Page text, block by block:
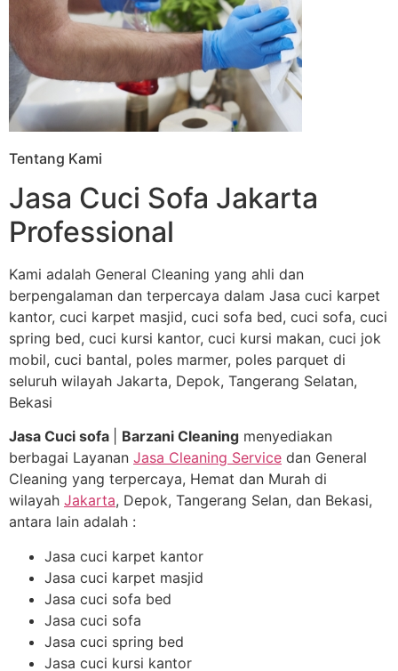
Tentang Kami
Jasa Cuci Sofa Jakarta
Professional
Kami adalah General Cleaning yang ahli dan
berpengalaman dan terpercaya dalam Jasa cuci karpet
kantor, cuci karpet masjid, cuci sofa bed, cuci sofa, cuci
spring bed, cuci kursi kantor, cuci kursi makan, cuci jok
mobil, cuci bantal, poles marmer, poles parquet di
seluruh wilayah Jakarta, Depok, Tangerang Selatan,
Bekasi
Jasa Cuci sofa
Barzani Cleaning menyediakan
berbagai Layanan Jasa Cleaning Service dan General
Cleaning yang terpercaya, Hemat dan Murah di
wilayah Jakarta, Depok, Tangerang Selan, dan Bekasi,
antara lain adalah :
Jasa cuci karpet kantor
Jasa cuci karpet masjid
Jasa cuci sofa bed
Jasa cuci sofa
Jasa cuci spring bed
Jasa cuci kursi kantor